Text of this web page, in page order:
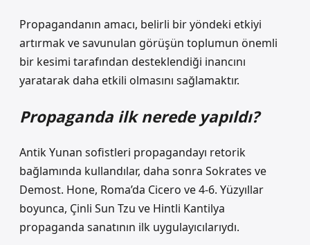
Propagandanın amacı, belirli bir yöndeki etkiyi
artırmak ve savunulan görüşün toplumun önemli
bir kesimi tarafından desteklendiği inancını
yaratarak daha etkili olmasını sağlamaktır.
Propaganda ilk nerede yapıldı?
Antik Yunan sofistleri propagandayı retorik
bağlamında kullandılar, daha sonra Sokrates ve
Demost. Hone, Roma’da Cicero ve 4-6. Yüzyıllar
boyunca, Çinli Sun Tzu ve Hintli Kantilya
propaganda sanatının ilk uygulayıcılarıydı.